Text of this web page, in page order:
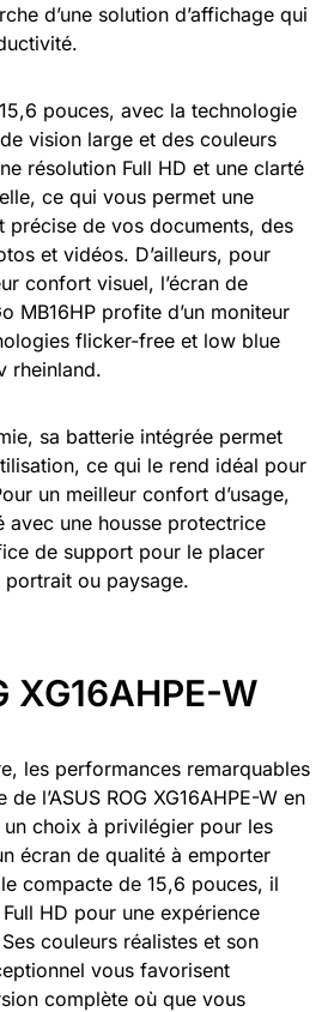
d’une solution d’affichage qui
pouces, avec la technologie
vision large et des couleurs
résolution Full HD et une clarté
ce qui vous permet une
précise de vos documents, des
et vidéos. D’ailleurs, pour
confort visuel, l’écran de
MB16HP profite d’un moniteur
flicker-free et low blue
rheinland.
sa batterie intégrée permet
ce qui le rend idéal pour
un meilleur confort d’usage,
avec une housse protectrice
de support pour le placer
ou paysage.
XG16AHPE-W
les performances remarquables
l’ASUS ROG XG16AHPE-W en
choix à privilégier pour les
écran de qualité à emporter
compacte de 15,6 pouces, il
HD pour une expérience
couleurs réalistes et son
vous favorisent
complète où que vous